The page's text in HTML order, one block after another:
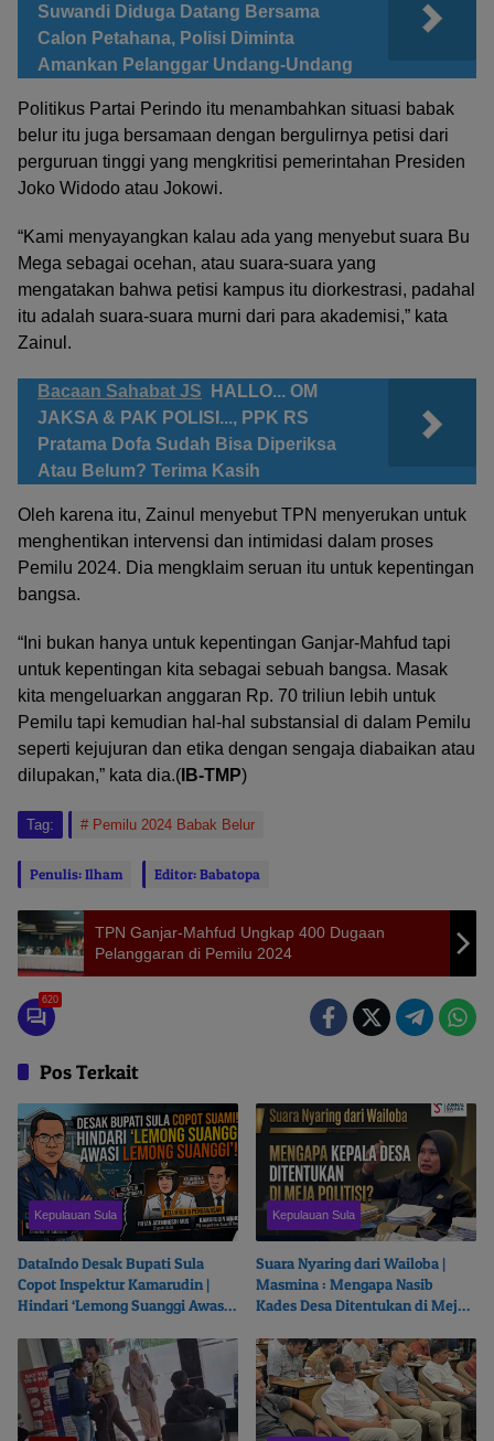
Suwandi Diduga Datang Bersama
Calon Petahana, Polisi Diminta
Amankan Pelanggar Undang-Undang
Politikus Partai Perindo itu menambahkan situasi babak
belur itu juga bersamaan dengan bergulirnya petisi dari
perguruan tinggi yang mengkritisi pemerintahan Presiden
Joko Widodo atau Jokowi.
“Kami menyayangkan kalau ada yang menyebut suara Bu
Mega sebagai ocehan, atau suara-suara yang
mengatakan bahwa petisi kampus itu diorkestrasi, padahal
itu adalah suara-suara murni dari para akademisi,” kata
Zainul.
Bacaan Sahabat JS
HALLO... OM
JAKSA & PAK POLISI..., PPK RS
Pratama Dofa Sudah Bisa Diperiksa
Atau Belum? Terima Kasih
Oleh karena itu, Zainul menyebut TPN menyerukan untuk
menghentikan intervensi dan intimidasi dalam proses
Pemilu 2024. Dia mengklaim seruan itu untuk kepentingan
bangsa.
“Ini bukan hanya untuk kepentingan Ganjar-Mahfud tapi
untuk kepentingan kita sebagai sebuah bangsa. Masak
kita mengeluarkan anggaran Rp. 70 triliun lebih untuk
Pemilu tapi kemudian hal-hal substansial di dalam Pemilu
seperti kejujuran dan etika dengan sengaja diabaikan atau
dilupakan,” kata dia.( IB-TMP)
Tag: Pemilu 2024 Babak Belur
Penulis: Ilham Editor: Babatopa
TPN Ganjar-Mahfud Ungkap 400 Dugaan
Pelanggaran di Pemilu 2024
620
Pos Terkait
Kepulauan Sula
DataIndo Desak Bupati Sula
Copot Inspektur Kamarudin |
Hindari ‘Lemong Suanggi Awasi
Kepulauan Sula
Suara Nyaring dari Wailoba |
Masmina : Mengapa Nasib
Kades Desa Ditentukan di Meja